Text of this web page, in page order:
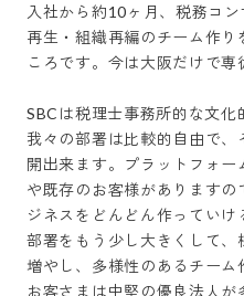
入社から約10ヶ月、税務コ
再生・組織再編のチーム作り
ころです。今は大阪だけで専
SBCは税理士事務所的な文化
我々の部署は比較的自由で
開出来ます。プラットフォ
や既存のお客様があります
ジネスをどんどん作っていけ
部署をもう少し大きくして、
増やし、多様性のあるチーム
お客さまは中堅の優良法人